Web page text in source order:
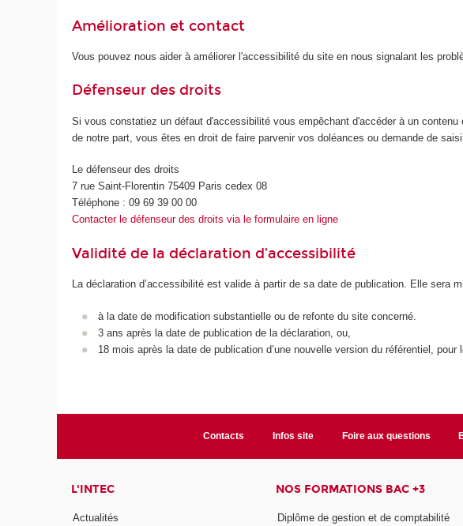
Amélioration et contact
Vous pouvez nous aider à améliorer l'accessibilité du site en nous signalant les
Défenseur des droits
Si vous constatiez un défaut d'accessibilité vous empêchant d'accéder à un
de notre part, vous êtes en droit de faire parvenir vos doléances ou demande de
Le défenseur des droits
7 rue Saint-Florentin 75409 Paris cedex 08
Téléphone : 09 69 39 00 00
Contacter le défenseur des droits via le formulaire en ligne
Validité de la déclaration d’accessibilité
La déclaration d’accessibilité est valide à partir de sa date de publication. Elle sera
à la date de modification substantielle ou de refonte du site concerné.
3 ans après la date de publication de la déclaration, ou,
18 mois après la date de publication d’une nouvelle version du référentiel,
Contacts Infos site Foire aux questions
L'INTEC
Actualités
NOS FORMATIONS BAC +3
Diplôme de gestion et de comptabilité